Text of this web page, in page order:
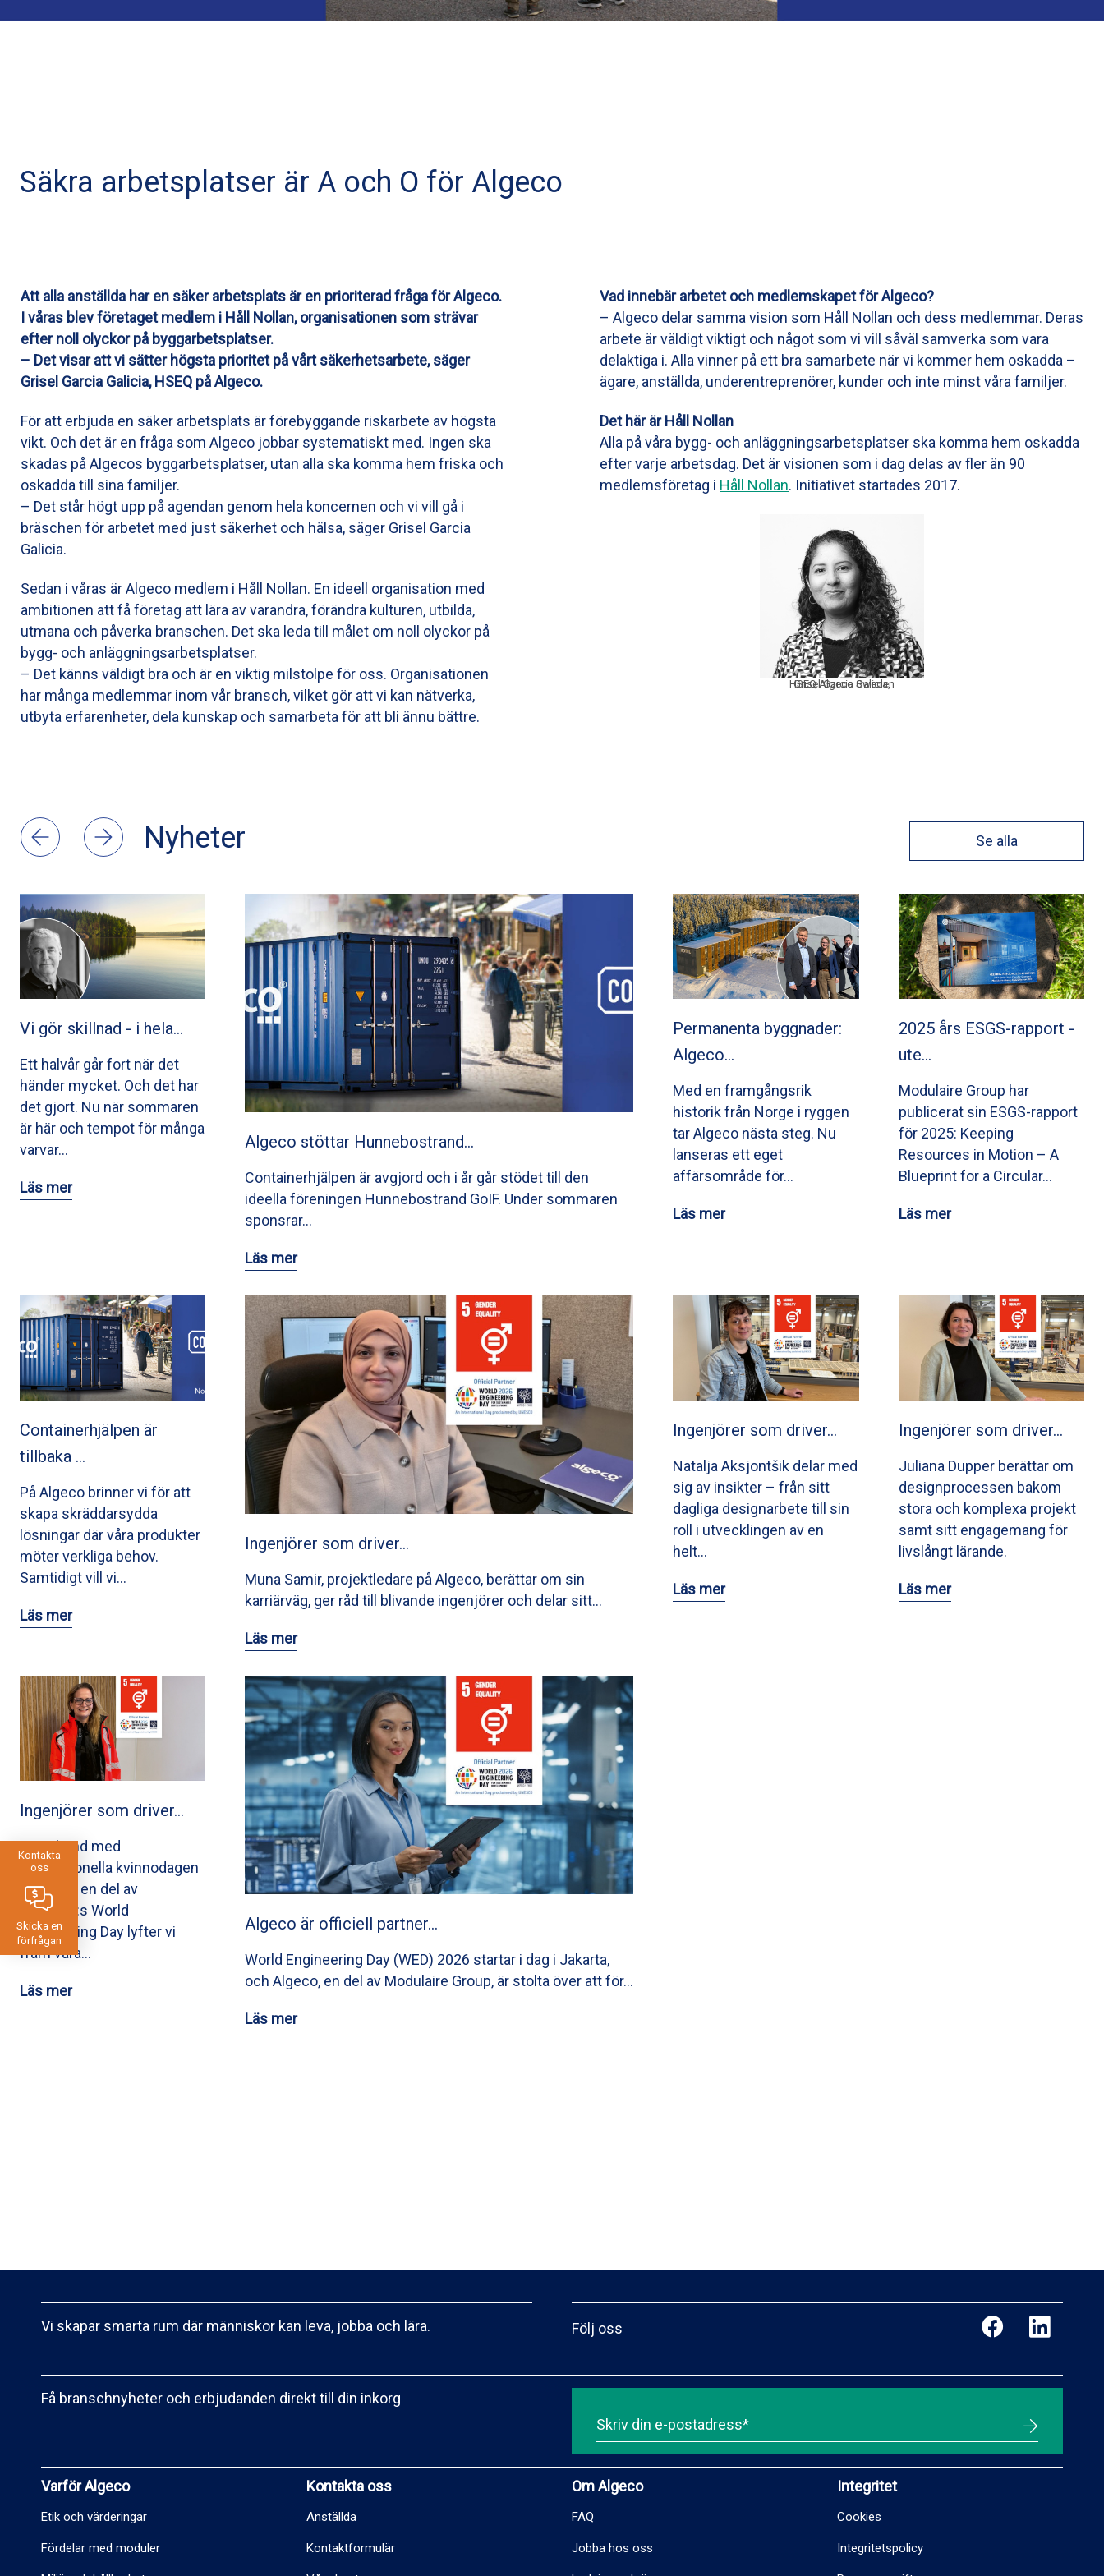
Kontakta
oss
Skicka en
förfrågan
Säkra arbetsplatser är A och O för Algeco
Att alla anställda har en säker arbetsplats är en prioriterad fråga för Algeco.
I våras blev företaget medlem i Håll Nollan, organisationen som strävar
efter noll olyckor på byggarbetsplatser.
– Det visar att vi sätter högsta prioritet på vårt säkerhetsarbete, säger
Grisel Garcia Galicia, HSEQ på Algeco.
För att erbjuda en säker arbetsplats är förebyggande riskarbete av högsta
vikt. Och det är en fråga som Algeco jobbar systematiskt med. Ingen ska
skadas på Algecos byggarbetsplatser, utan alla ska komma hem friska och
oskadda till sina familjer.
– Det står högt upp på agendan genom hela koncernen och vi vill gå i
bräschen för arbetet med just säkerhet och hälsa, säger Grisel Garcia
Galicia.
Sedan i våras är Algeco medlem i Håll Nollan. En ideell organisation med
ambitionen att få företag att lära av varandra, förändra kulturen, utbilda,
utmana och påverka branschen. Det ska leda till målet om noll olyckor på
bygg- och anläggningsarbetsplatser.
– Det känns väldigt bra och är en viktig milstolpe för oss. Organisationen
har många medlemmar inom vår bransch, vilket gör att vi kan nätverka,
utbyta erfarenheter, dela kunskap och samarbeta för att bli ännu bättre.
Vad innebär arbetet och medlemskapet för Algeco?
– Algeco delar samma vision som Håll Nollan och dess medlemmar. Deras
arbete är väldigt viktigt och något som vi vill såväl samverka som vara
delaktiga i. Alla vinner på ett bra samarbete när vi kommer hem oskadda –
ägare, anställda, underentreprenörer, kunder och inte minst våra familjer.
Det här är Håll Nollan
Alla på våra bygg- och anläggningsarbetsplatser ska komma hem oskadda
efter varje arbetsdag. Det är visionen som i dag delas av fler än 90
medlemsföretag i Håll Nollan. Initiativet startades 2017.
Grisel Garcia Galicia,
HSEQ Algeco Sweden
Nyheter Se alla
Vi gör skillnad - i hela…
Ett halvår går fort när det
händer mycket. Och det har
det gjort. Nu när sommaren
är här och tempot för många
varvar…
Läs mer
Algeco stöttar Hunnebostrand…
Containerhjälpen är avgjord och i år går stödet till den
ideella föreningen Hunnebostrand GoIF. Under sommaren
sponsrar…
Läs mer
Permanenta byggnader:
Algeco…
Med en framgångsrik
historik från Norge i ryggen
tar Algeco nästa steg. Nu
lanseras ett eget
affärsområde för…
Läs mer
2025 års ESGS-rapport -
ute…
Modulaire Group har
publicerat sin ESGS-rapport
för 2025: Keeping
Resources in Motion – A
Blueprint for a Circular…
Läs mer
Containerhjälpen är
tillbaka …
På Algeco brinner vi för att
skapa skräddarsydda
lösningar där våra produkter
möter verkliga behov.
Samtidigt vill vi…
Läs mer
Ingenjörer som driver…
Muna Samir, projektledare på Algeco, berättar om sin
karriärväg, ger råd till blivande ingenjörer och delar sitt…
Läs mer
Ingenjörer som driver…
Natalja Aksjontšik delar med
sig av insikter – från sitt
dagliga designarbete till sin
roll i utvecklingen av en
helt…
Läs mer
Ingenjörer som driver…
Juliana Dupper berättar om
designprocessen bakom
stora och komplexa projekt
samt sitt engagemang för
livslångt lärande.
Läs mer
Ingenjörer som driver…
I samband med
Internationella kvinnodagen
och som en del av
UNESCO:s World
Engineering Day lyfter vi
fram våra…
Läs mer
Algeco är officiell partner…
World Engineering Day (WED) 2026 startar i dag i Jakarta,
och Algeco, en del av Modulaire Group, är stolta över att för…
Läs mer
Vi skapar smarta rum där människor kan leva, jobba och lära. Följ oss
Få branschnyheter och erbjudanden direkt till din inkorg
Varför Algeco
Etik och värderingar
Fördelar med moduler
Kontakta oss
Anställda
Kontaktformulär
Om Algeco
FAQ
Jobba hos oss
Integritet
Cookies
Integritetspolicy